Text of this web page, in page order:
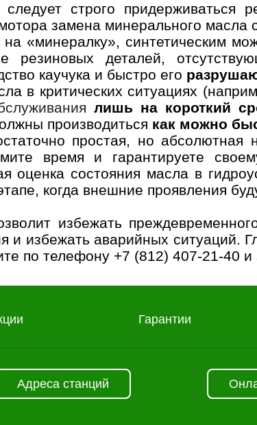
строго придерживаться
замена минерального масла
«минералку», синтетическим
резиновых деталей,
каучука и быстро его
в критических ситуациях
лишь на короткий
производиться как можно
простая, но абсолютная
время и гарантируете
оценка состояния масла в
когда внешние проявления
избежать
избежать аварийных ситуаций.
по телефону +7 (812) 407-21-40 и
Гарантии
Адреса станций